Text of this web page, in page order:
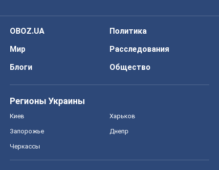
OBOZ.UA
Политика
Мир
Расследования
Блоги
Общество
Регионы Украины
Киев Харьков
Запорожье Днепр
Черкассы